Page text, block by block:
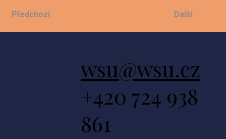
Další
Předchozí
wsu@wsu.cz
+420 724 938
861